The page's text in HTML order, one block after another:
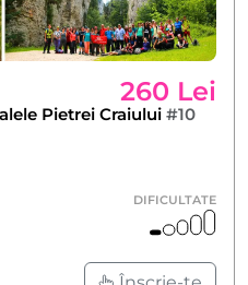
260 Lei
Pietrei Craiului #10
DIFICULTATE